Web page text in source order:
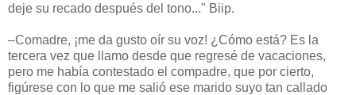
deje su recado después del tono..." Biip.
–Comadre, ¡me da gusto oír su voz! ¿Cómo está? Es la
tercera vez que llamo desde que regresé de vacaciones,
pero me había contestado el compadre, que por cierto,
figúrese con lo que me salió ese marido suyo tan callado